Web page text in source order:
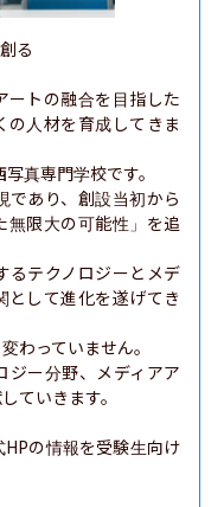
る
ートの融合を目指した
の人材を育成してきま
真専門学校です。
であり、創設当初から
無限大の可能性」を追
るテクノロジーとメデ
として進化を遂げてき
わっていません。
ジー分野、メディアア
ていきます。
の情報を受験生向け